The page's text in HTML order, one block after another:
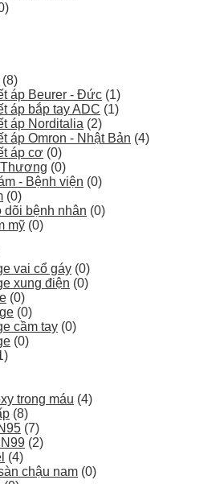
(8)
áp Beurer - Đức (1)
áp bắp tay ADC (1)
áp Norditalia (2)
áp Omron - Nhật Bản (4)
áp cơ (0)
(0)
- Bệnh viện (0)
(0)
dõi bệnh nhân (0)
mỹ (0)
vai cổ gáy (0)
xung điện (0)
(0)
(0)
cầm tay (0)
(0)
trong máu (4)
(8)
(7)
(2)
(4)
chậu nam (0)